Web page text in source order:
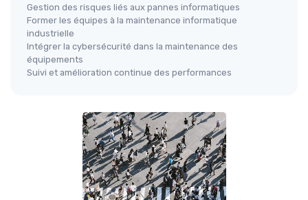
Gestion des risques liés aux pannes informatiques
Former les équipes à la maintenance informatique
industrielle
Intégrer la cybersécurité dans la maintenance des
équipements
Suivi et amélioration continue des performances